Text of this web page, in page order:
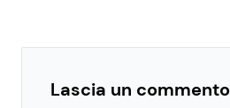
Lascia un commento